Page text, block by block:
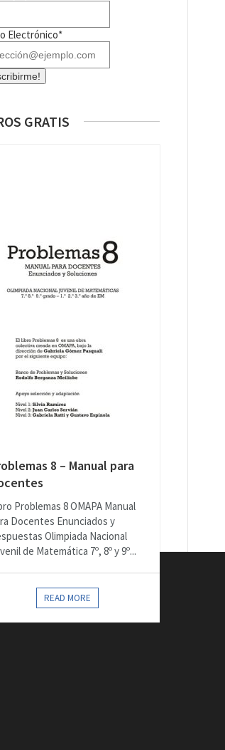
Electrónico*
GRATIS
8 – Manual para
Problemas 8 OMAPA Manual
Docentes Enunciados y
Olimpiada Nacional
de Matemática 7º, 8º y 9º...
READ MORE